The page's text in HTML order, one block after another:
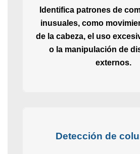
Identifica patrones de
inusuales, como
de la cabeza, el uso
o la manipulación de
externos.
Detección de